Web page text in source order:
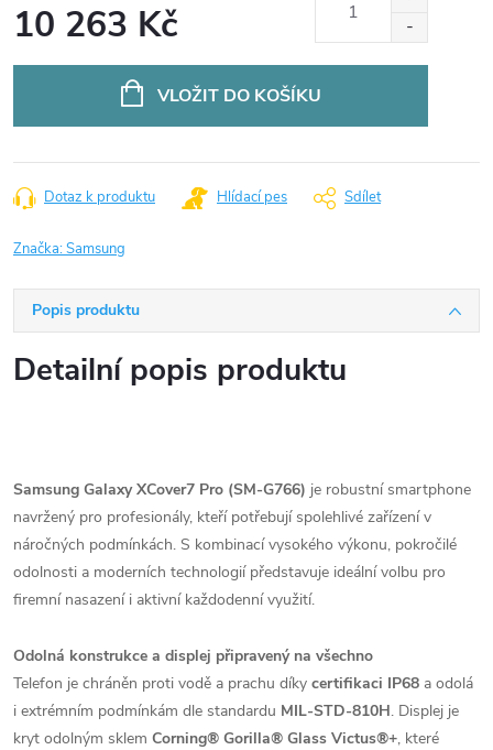
10 263 Kč
VLOŽIT DO KOŠÍKU
Dotaz k produktu Hlídací pes Sdílet
Značka:Samsung
Popis produktu
Detailní popis produktu
Samsung Galaxy XCover7 Pro (SM-G766) je robustní smartphone
navržený pro profesionály, kteří potřebují spolehlivé zařízení v
náročných podmínkách. S kombinací vysokého výkonu, pokročilé
odolnosti a moderních technologií představuje ideální volbu pro
firemní nasazení i aktivní každodenní využití.
Odolná konstrukce a displej připravený na všechno
Telefon je chráněn proti vodě a prachu díky certifikaci IP68 a odolá
i extrémním podmínkám dle standardu MIL-STD-810H. Displej je
kryt odolným sklem Corning® Gorilla® Glass Victus®+, které